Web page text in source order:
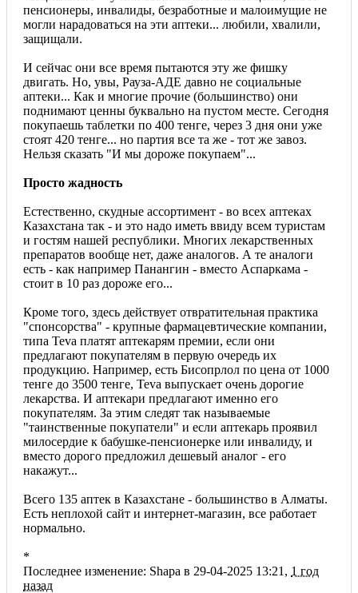
пенсионеры, инвалиды, безработные и малоимущие не
могли нарадоваться на эти аптеки... любили, хвалили,
защищали.
И сейчас они все время пытаются эту же фишку
двигать. Но, увы, Рауза-АДЕ давно не социальные
аптеки... Как и многие прочие (большинство) они
поднимают ценны буквально на пустом месте. Сегодня
покупаешь таблетки по 400 тенге, через 3 дня они уже
стоят 420 тенге... но партия все та же - тот же завоз.
Нельзя сказать "И мы дороже покупаем"...
Просто жадность
Естественно, скудные ассортимент - во всех аптеках
Казахстана так - и это надо иметь ввиду всем туристам
и гостям нашей республики. Многих лекарственных
препаратов вообще нет, даже аналогов. А те аналоги
есть - как например Панангин - вместо Аспаркама -
стоит в 10 раз дороже его...
Кроме того, здесь действует отвратительная практика
"спонсорства" - крупные фармацевтические компании,
типа Teva платят аптекарям премии, если они
предлагают покупателям в первую очередь их
продукцию. Например, есть Бисопрлол по цена от 1000
тенге до 3500 тенге, Teva выпускает очень дорогие
лекарства. И аптекари предлагают именно его
покупателям. За этим следят так называемые
"таинственные покупатели" и если аптекарь проявил
милосердие к бабушке-пенсионерке или инвалиду, и
вместо дорого предложил дешевый аналог - его
накажут...
Всего 135 аптек в Казахстане - большинство в Алматы.
Есть неплохой сайт и интернет-магазин, все работает
нормально.
*
Последнее изменение: Shapa в 29-04-2025 13:21, 1 год
назад